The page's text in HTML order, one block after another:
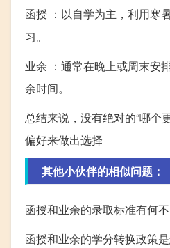
函授 ：以自学为主，利用寒
习。
业余 ：通常在晚上或周末安
余时间。
总结来说，没有绝对的“哪个
偏好来做出选择
其他小伙伴的相似问题：
函授和业余的录取标准有何
函授和业余的学分转换政策